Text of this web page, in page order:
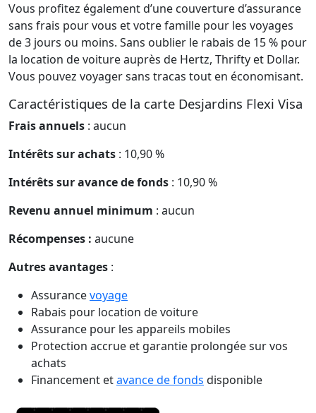
Vous profitez également d’une couverture d’assurance
sans frais pour vous et votre famille pour les voyages
de 3 jours ou moins. Sans oublier le rabais de 15 % pour
la location de voiture auprès de Hertz, Thrifty et Dollar.
Vous pouvez voyager sans tracas tout en économisant.
Caractéristiques de la carte Desjardins Flexi Visa
Frais annuels : aucun
Intérêts sur achats : 10,90 %
Intérêts sur avance de fonds : 10,90 %
Revenu annuel minimum : aucun
Récompenses : aucune
Autres avantages :
Assurancevoyage
Rabais pour location de voiture
Assurance pour les appareils mobiles
Protection accrue et garantie prolongée sur vos
achats
Financement etavance de fonds disponible